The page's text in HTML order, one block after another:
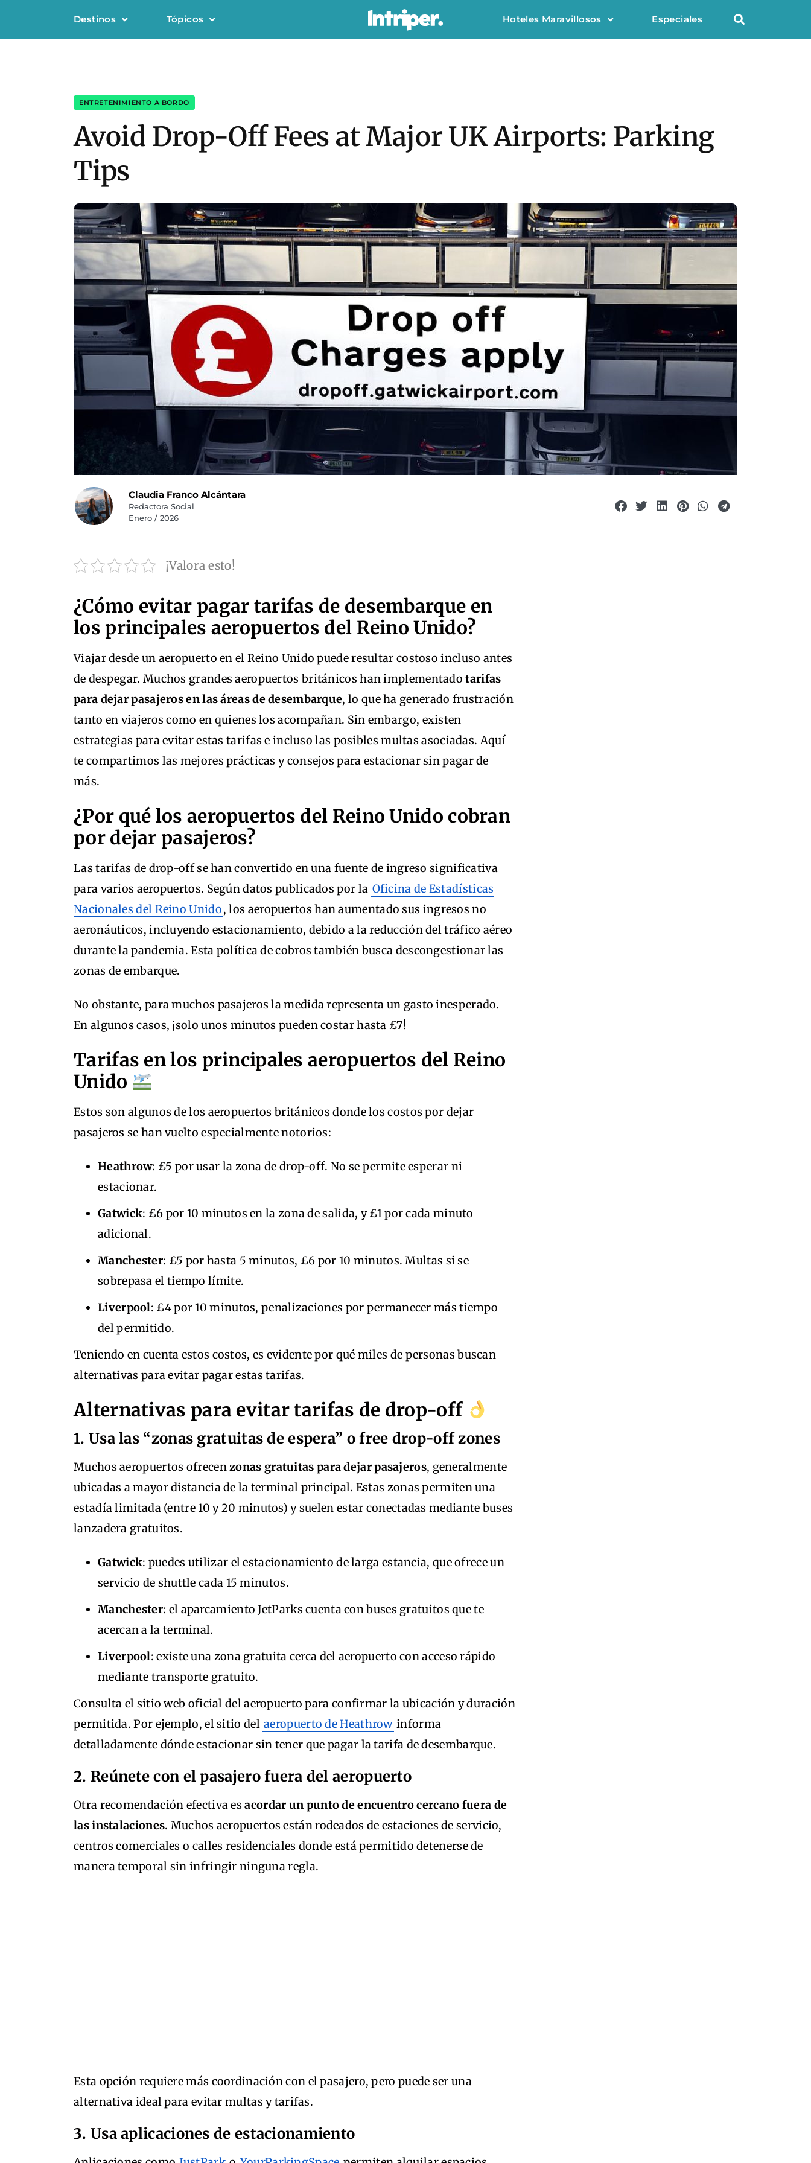
Destinos Tópicos Hoteles Maravillosos Especiales
ENTRETENIMIENTO A BORDO
Avoid Drop-Off Fees at Major UK Airports: Parking
Tips
Claudia Franco Alcántara
Redactora Social
Enero / 2026
¡Valora esto!
¿Cómo evitar pagar tarifas de desembarque en
los principales aeropuertos del Reino Unido?
Viajar desde un aeropuerto en el Reino Unido puede resultar costoso incluso antes
de despegar. Muchos grandes aeropuertos británicos han implementadotarifas
para dejar pasajeros en las áreas de desembarque, lo que ha generado frustración
tanto en viajeros como en quienes los acompañan. Sin embargo, existen
estrategias para evitar estas tarifas e incluso las posibles multas asociadas. Aquí
te compartimos las mejores prácticas y consejos para estacionar sin pagar de
más.
¿Por qué los aeropuertos del Reino Unido cobran
por dejar pasajeros?
Las tarifas de drop-off se han convertido en una fuente de ingreso significativa
para varios aeropuertos. Según datos publicados por la Oficina de Estadísticas
Nacionales del Reino Unido, los aeropuertos han aumentado sus ingresos no
aeronáuticos, incluyendo estacionamiento, debido a la reducción del tráfico aéreo
durante la pandemia. Esta política de cobros también busca descongestionar las
zonas de embarque.
No obstante, para muchos pasajeros la medida representa un gasto inesperado.
En algunos casos, ¡solo unos minutos pueden costar hasta £7!
Tarifas en los principales aeropuertos del Reino
Unido
Estos son algunos de los aeropuertos británicos donde los costos por dejar
pasajeros se han vuelto especialmente notorios:
Heathrow: £5 por usar la zona de drop-off. No se permite esperar ni
estacionar.
Gatwick: £6 por 10 minutos en la zona de salida, y £1 por cada minuto
adicional.
Manchester: £5 por hasta 5 minutos, £6 por 10 minutos. Multas si se
sobrepasa el tiempo límite.
Liverpool: £4 por 10 minutos, penalizaciones por permanecer más tiempo
del permitido.
Teniendo en cuenta estos costos, es evidente por qué miles de personas buscan
alternativas para evitar pagar estas tarifas.
Alternativas para evitar tarifas de drop-off
1. Usa las “zonas gratuitas de espera” o free drop-off zones
Muchos aeropuertos ofrecenzonas gratuitas para dejar pasajeros, generalmente
ubicadas a mayor distancia de la terminal principal. Estas zonas permiten una
estadía limitada (entre 10 y 20 minutos) y suelen estar conectadas mediante buses
lanzadera gratuitos.
Gatwick: puedes utilizar el estacionamiento de larga estancia, que ofrece un
servicio de shuttle cada 15 minutos.
Manchester: el aparcamiento JetParks cuenta con buses gratuitos que te
acercan a la terminal.
Liverpool: existe una zona gratuita cerca del aeropuerto con acceso rápido
mediante transporte gratuito.
Consulta el sitio web oficial del aeropuerto para confirmar la ubicación y duración
permitida. Por ejemplo, el sitio del aeropuerto de Heathrow informa
detalladamente dónde estacionar sin tener que pagar la tarifa de desembarque.
2. Reúnete con el pasajero fuera del aeropuerto
Otra recomendación efectiva esacordar un punto de encuentro cercano fuera de
las instalaciones. Muchos aeropuertos están rodeados de estaciones de servicio,
centros comerciales o calles residenciales donde está permitido detenerse de
manera temporal sin infringir ninguna regla.
Esta opción requiere más coordinación con el pasajero, pero puede ser una
alternativa ideal para evitar multas y tarifas.
3. Usa aplicaciones de estacionamiento